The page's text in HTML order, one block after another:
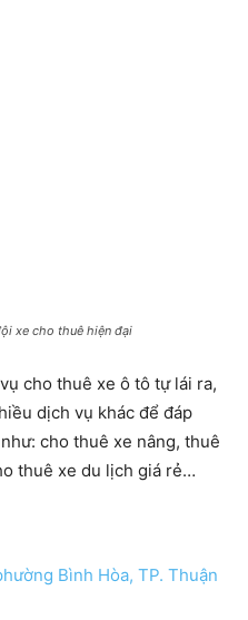
xe cho thuê hiện đại
cho thuê xe ô tô tự lái ra,
dịch vụ khác để đáp
cho thuê xe nâng, thuê
thuê xe du lịch giá rẻ…
Bình Hòa, TP. Thuận